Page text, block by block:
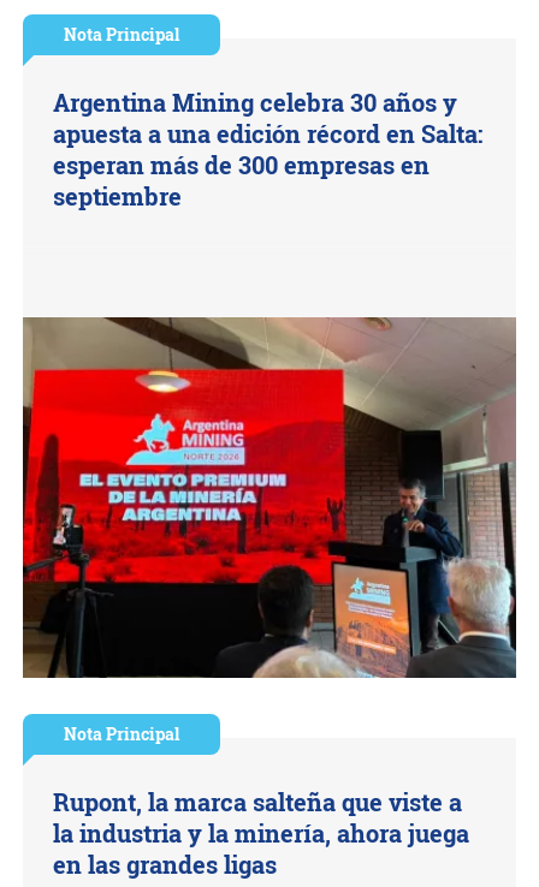
Nota Principal
Argentina Mining celebra 30 años y
apuesta a una edición récord en Salta:
esperan más de 300 empresas en
septiembre
Nota Principal
Rupont, la marca salteña que viste a
la industria y la minería, ahora juega
en las grandes ligas